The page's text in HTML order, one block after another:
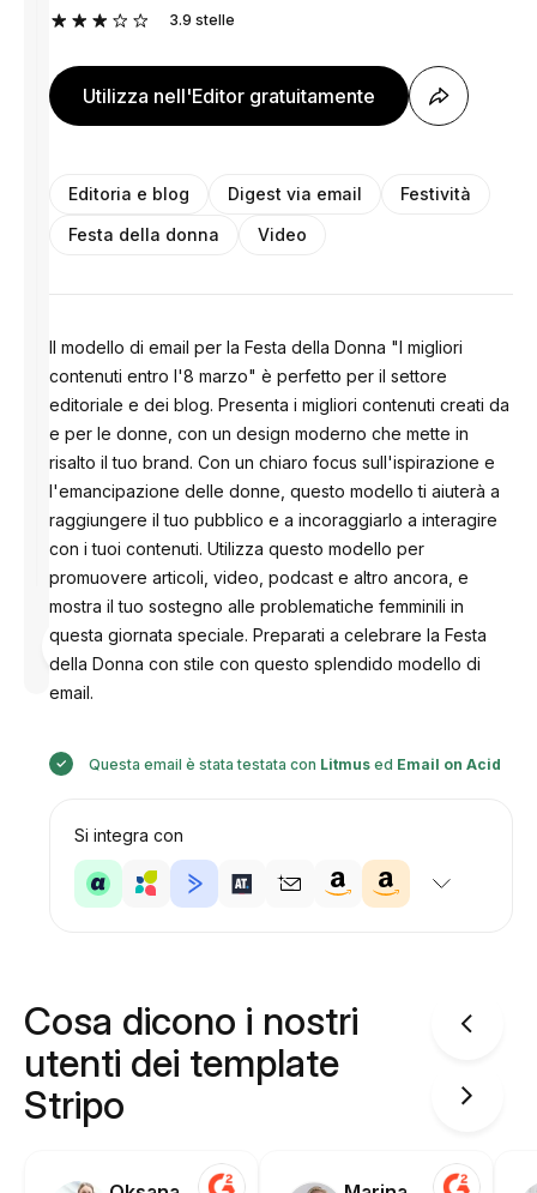
Progettato
da
Anastasiia
3.9 stelle
Utilizza nell'Editor gratuitamente
Editoria e blog Digest via email
Festività
Festa della donna
Video
Il modello di email per la Festa della Donna "I migliori
contenuti entro l'8 marzo" è perfetto per il settore
editoriale e dei blog. Presenta i migliori contenuti creati da
e per le donne, con un design moderno che mette in
risalto il tuo brand. Con un chiaro focus sull'ispirazione e
l'emancipazione delle donne, questo modello ti aiuterà a
raggiungere il tuo pubblico e a incoraggiarlo a interagire
con i tuoi contenuti. Utilizza questo modello per
promuovere articoli, video, podcast e altro ancora, e
mostra il tuo sostegno alle problematiche femminili in
questa giornata speciale. Preparati a celebrare la Festa
della Donna con stile con questo splendido modello di
email.
Questa email è stata testata con Litmus ed Email on Acid
Si integra con
Cosa dicono i nostri
utenti dei template
Stripo